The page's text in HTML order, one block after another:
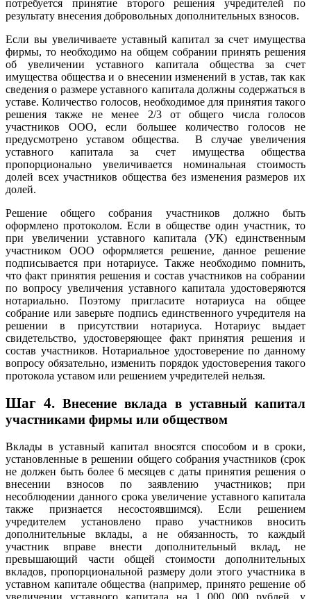
потребуется принятие второго решения учредителей по
результату внесения добровольных дополнительных взносов.
Если вы увеличиваете уставный капитал за счет имущества
фирмы, то необходимо на общем собрании принять решения
об увеличении уставного капитала общества за счет
имущества общества и о внесении изменений в устав, так как
сведения о размере уставного капитала должны содержаться в
уставе. Количество голосов, необходимое для принятия такого
решения также не менее 2/3 от общего числа голосов
участников ООО, если большее количество голосов не
предусмотрено уставом общества. В случае увеличения
уставного капитала за счет имущества общества
пропорционально увеличивается номинальная стоимость
долей всех участников общества без изменения размеров их
долей.
Решение общего собрания участников должно быть
оформлено протоколом. Если в обществе один участник, то
при увеличении уставного капитала (УК) единственным
участником ООО оформляется решение, данное решение
подписывается при нотариусе. Также необходимо помнить,
что факт принятия решения и состав участников на собрании
по вопросу увеличения уставного капитала удостоверяются
нотариально. Поэтому пригласите нотариуса на общее
собрание или заверьте подпись единственного учредителя на
решении в присутствии нотариуса. Нотариус выдает
свидетельство, удостоверяющее факт принятия решения и
состав участников. Нотариальное удостоверение по данному
вопросу обязательно, изменить порядок удостоверения такого
протокола уставом или решением учредителей нельзя.
Шаг 4. Внесение вклада в уставный капитал
участниками фирмы или обществом
Вклады в уставный капитал вносятся способом и в сроки,
установленные в решении общего собрания участников (срок
не должен быть более 6 месяцев с даты принятия решения о
внесении взносов по заявлению участников; при
несоблюдении данного срока увеличение уставного капитала
также признается несостоявшимся). Если решением
учредителем установлено право участников вносить
дополнительные вклады, а не обязанность, то каждый
участник вправе внести дополнительный вклад, не
превышающий части общей стоимости дополнительных
вкладов, пропорциональной размеру доли этого участника в
уставном капитале общества (например, принято решение об
увеличении уставного капитала на 1 000 000 рублей, у